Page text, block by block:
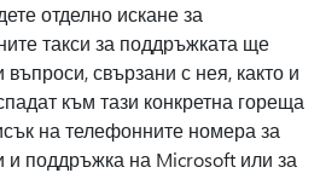
отделно искане за
такси за поддръжката ще
свързани с нея, както и
към тази конкретна гореща
на телефонните номера за
и поддръжка на Microsoft или за